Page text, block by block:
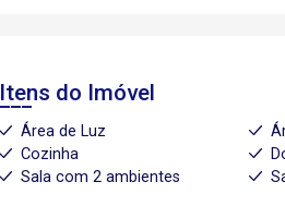
Itens do Imóvel
Área de Luz
Cozinha
Sala com 2 ambientes